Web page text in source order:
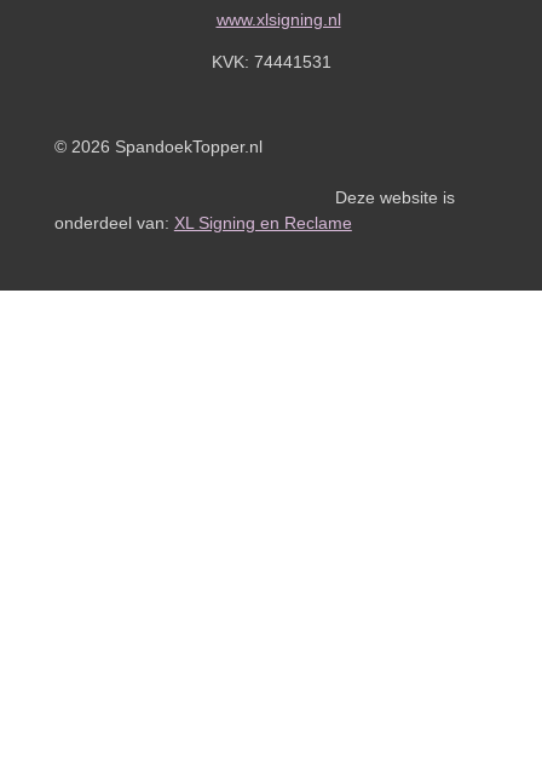
www.xlsigning.nl
KVK: 74441531
© 2026 SpandoekTopper.nl
Deze website is
onderdeel van: XL Signing en Reclame